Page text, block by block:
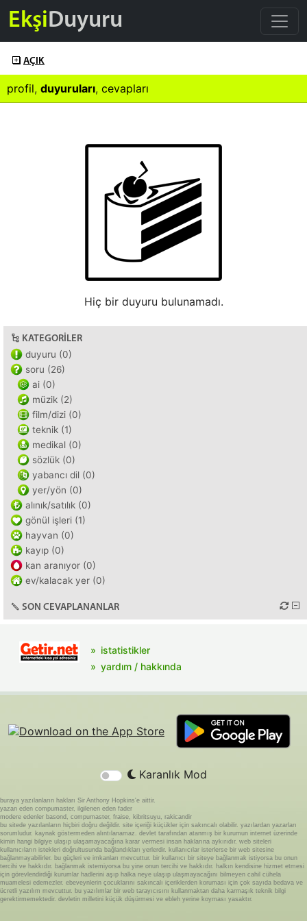
EkşiDuyuru
AÇIK
profil, duyuruları, cevapları
Hiç bir duyuru bulunamadı.
KATEGORILER
duyuru (0)
soru (26)
ai (0)
müzik (2)
film/dizi (0)
teknik (1)
medikal (0)
sözlük (0)
yabancı dil (0)
yer/yön (0)
alınık/satılık (0)
gönül işleri (1)
hayvan (0)
kayıp (0)
kan aranıyor (0)
ev/kalacak yer (0)
SON CEVAPLANANLAR
istatistikler
yardım / hakkında
Karanlık Mod
buraya yazılanların hakları Sir Anthony Hopkins'e aittir.
yazan eden compumaster, ilgilenen eden fader
modere edenler basond, compumaster, fraise, kibritsuyu, rakicandir
bu sitede yazılanların hiçbiri doğru değildir. site içeriği küçükler için sakıncalı olabilir. yazılardan yazarları
sorumludur. kaynak göstermeden alıntılanamaz. devlet tarafından atanmış bir kurumun internet üzerinde
kimin hangi bilgiye ulaşıp ulaşamayacağına karar vermesi insan haklarına aykırıdır. web siteleri
kullanıcıların istekleri doğrultusunda bağlandıkları yerlerdir. kullanıcılar isterlerse bir web sitesine
bağlanmayabilirler. bu güçleri ve imkanları mevcuttur. bir kullanıcı bir siteye bağlanmak istiyorsa bu onun
tercihi ve hakkıdır. bağlanmak istemiyorsa bu yine onun tercihi ve hakkıdır. halkın kendisine hizmet etmesi
için görevlendirdiği kurumlar hadlerini aşıp halka neye ulaşıp ulaşmayacağını bilmeyen cahil cühela
muamelesi edemezler. ebeveynlerin çocuklarını sakıncalı içeriklerden koruması için çok sayıda bedava ve
ücretli yazılım mevcuttur. bu yazılımlar bir web tarayıcısını kullanmaktan daha karmaşık teknik bilgi
gerektirmemektedir. devletin milletini küçük düşürmesi ve ebleh yerine koyması yasaktır.